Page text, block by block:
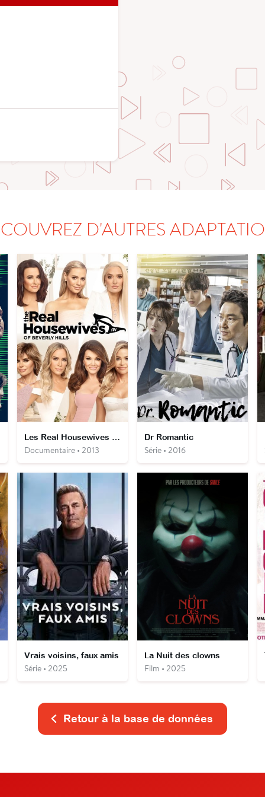
D'AUTRES
Les Real Housewives de Beverly Hills
Documentaire • 2013
Dr Romantic
Série • 2016
Vrais voisins, faux amis
Série • 2025
La Nuit des clowns
Film • 2025
Retour à la base de données